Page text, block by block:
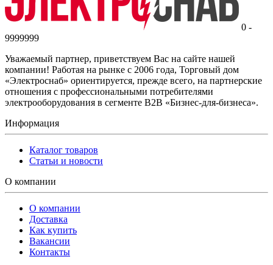
0 -
9999999
Уважаемый партнер, приветствуем Вас на сайте нашей
компании! Работая на рынке с 2006 года, Торговый дом
«Электроснаб» ориентируется, прежде всего, на партнерские
отношения с профессиональными потребителями
электрооборудования в сегменте B2B «Бизнес-для-бизнеса».
Информация
Каталог товаров
Статьи и новости
О компании
О компании
Доставка
Как купить
Вакансии
Контакты